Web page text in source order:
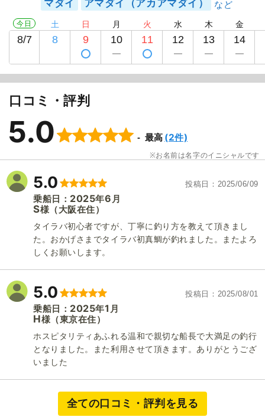
マダイ アマダイ（アカアマダイ）
今日
8/7
土
8
日
9
月
10
火
11
水
12
木
13
金
14
口コミ・評判
5.0 最高 (2件)
お名前は名字のイニシャルです
5.0 投稿日 2025/06/09
乗船日： 2025年6 月
S様 （大阪在住）
タイラバ初心者ですが、丁寧に釣り方を教えて頂きまし
た。おかげさまでタイラバ初真鯛が釣れました。またよろ
しくお願いします。
5.0 投稿日 2025/08/01
乗船日： 2025年1 月
H様 （東京在住）
ホスピタリティあふれる温和で親切な船長で大満足の釣行
となりました。また利用させて頂きます。ありがとうござ
いました
全ての口コミ・評判を見る